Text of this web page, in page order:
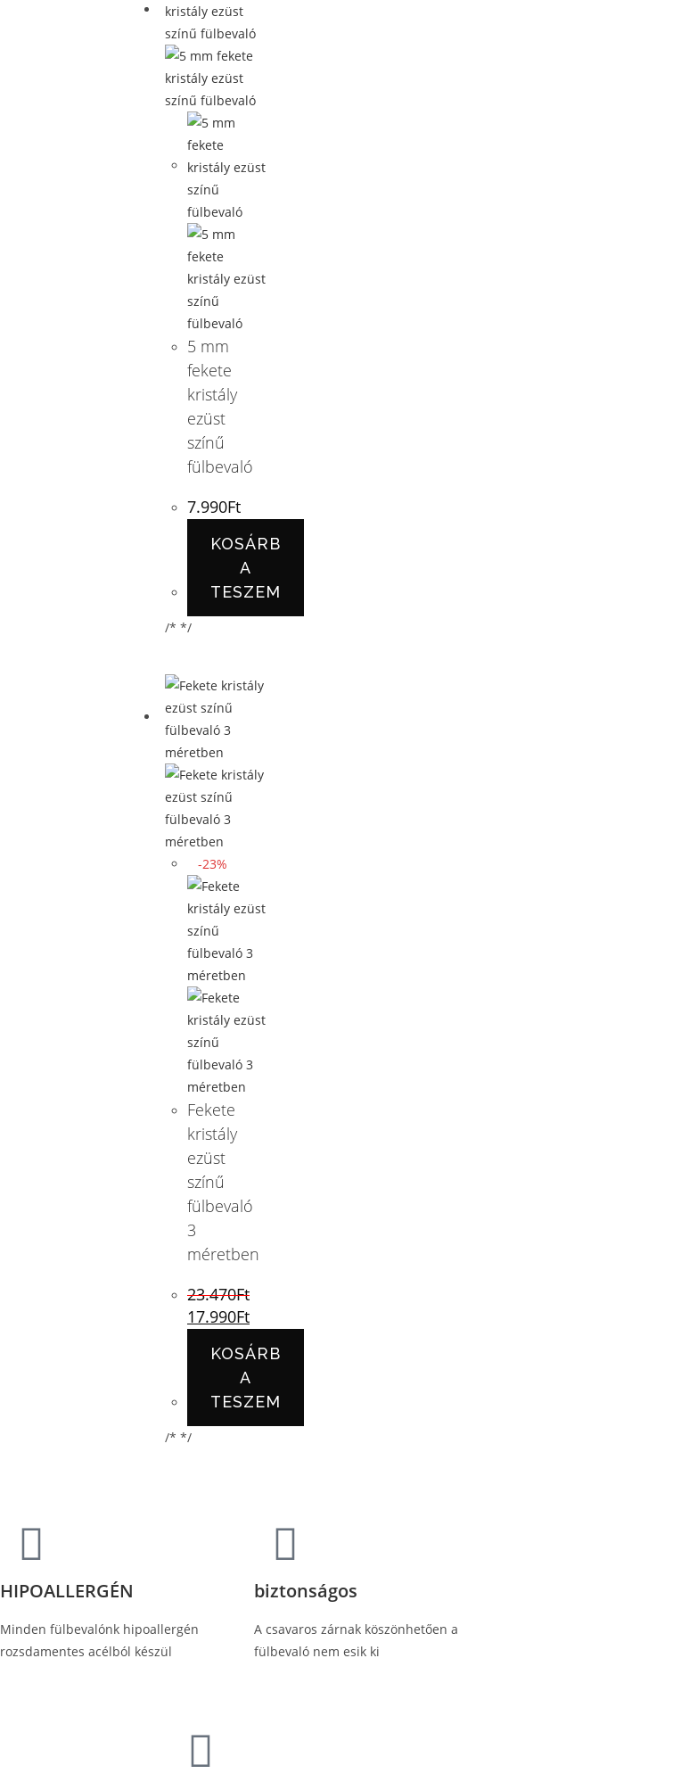
5 mm
fekete
kristály
ezüst
színű
fülbevaló
7.990Ft
KOSÁRB
A
TESZEM
/* */
-23%
Fekete
kristály
ezüst
színű
fülbevaló
3
méretben
23.470Ft
17.990Ft
KOSÁRB
A
TESZEM
/* */
HIPOALLERGÉN
Minden fülbevalónk hipoallergén
rozsdamentes acélból készül
biztonságos
A csavaros zárnak köszönhetően a
fülbevaló nem esik ki